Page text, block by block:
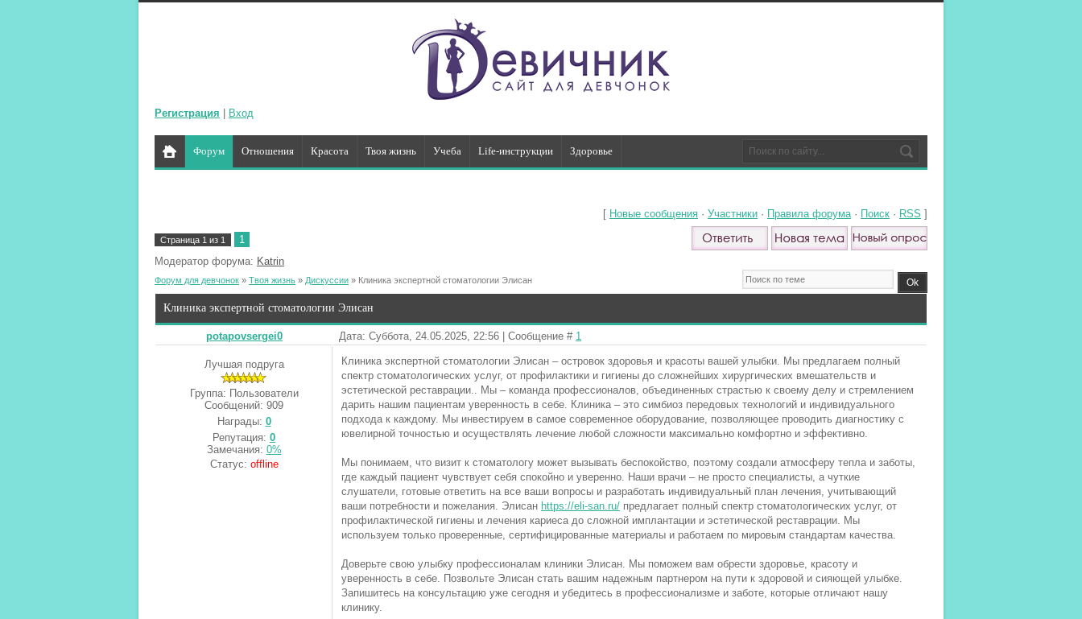
Регистрация Вход
Форум Отношения Красота Твоя жизнь Учеба Life-инструкции Здоровье
[ Новые сообщения · Участники · Правила форума· Поиск · RSS ]
Страница 1 из 1
1
Модератор форума: Katrin
Форум для девчонок » Твоя жизнь » Дискуссии » Клиника экспертной стоматологии Элисан
Клиника экспертной стоматологии Элисан
potapovsergei0 Дата: Суббота, 24.05.2025, 22:56 | Сообщение # 1
Лучшая подруга
Группа: Пользователи
Сообщений: 909
Награды: 0
Репутация: 0
Замечания: 0%
Статус: offline
Клиника экспертной стоматологии Элисан – островок здоровья и красоты вашей улыбки. Мы предлагаем полный
спектр стоматологических услуг, от профилактики и гигиены до сложнейших хирургических вмешательств и
эстетической реставрации.. Мы – команда профессионалов, объединенных страстью к своему делу и стремлением
дарить нашим пациентам уверенность в себе. Клиника – это симбиоз передовых технологий и индивидуального
подхода к каждому. Мы инвестируем в самое современное оборудование, позволяющее проводить диагностику с
ювелирной точностью и осуществлять лечение любой сложности максимально комфортно и эффективно.
Мы понимаем, что визит к стоматологу может вызывать беспокойство, поэтому создали атмосферу тепла и заботы,
где каждый пациент чувствует себя спокойно и уверенно. Наши врачи – не просто специалисты, а чуткие
слушатели, готовые ответить на все ваши вопросы и разработать индивидуальный план лечения, учитывающий
ваши потребности и пожелания. Элисан https://eli-san.ru/ предлагает полный спектр стоматологических услуг, от
профилактической гигиены и лечения кариеса до сложной имплантации и эстетической реставрации. Мы
используем только проверенные, сертифицированные материалы и работаем по мировым стандартам качества.
Доверьте свою улыбку профессионалам клиники Элисан. Мы поможем вам обрести здоровье, красоту и
уверенность в себе. Позвольте Элисан стать вашим надежным партнером на пути к здоровой и сияющей улыбке.
Запишитесь на консультацию уже сегодня и убедитесь в профессионализме и заботе, которые отличают нашу
клинику.